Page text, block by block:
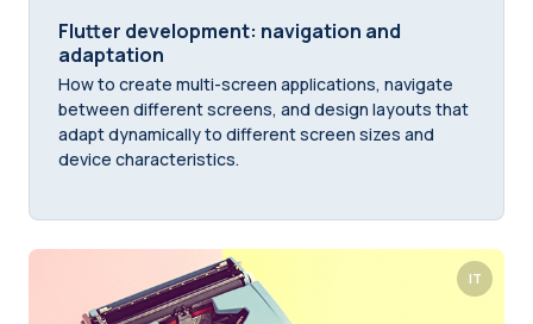
Flutter development: navigation and
adaptation
How to create multi-screen applications, navigate
between different screens, and design layouts that
adapt dynamically to different screen sizes and
device characteristics.
IT